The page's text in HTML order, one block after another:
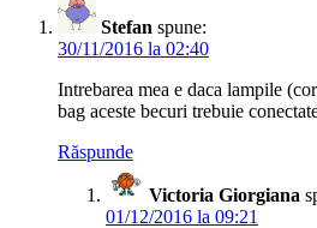
Stefan spune:
30/11/2016 la 02:40
Intrebarea mea e daca lampile
bag aceste becuri trebuie
Răspunde
Victoria Giorgiana
01/12/2016 la 09:21